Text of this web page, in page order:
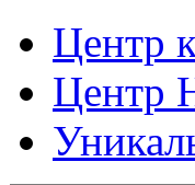
Центр
Центр